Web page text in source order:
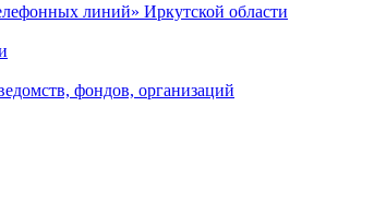
линий» Иркутской области
фондов, организаций